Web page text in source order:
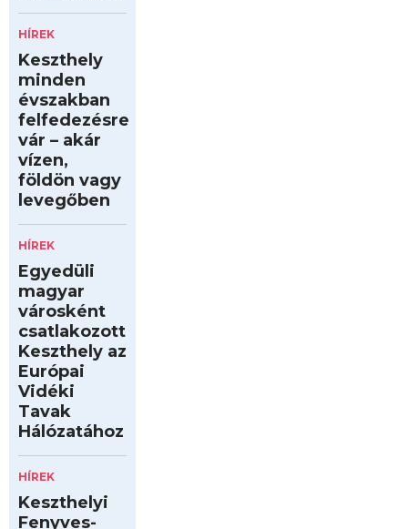
HÍREK
Keszthely
minden
évszakban
felfedezésre
vár – akár
vízen,
földön vagy
levegőben
HÍREK
Egyedüli
magyar
városként
csatlakozott
Keszthely az
Európai
Vidéki
Tavak
Hálózatához
HÍREK
Keszthelyi
Fenyves-